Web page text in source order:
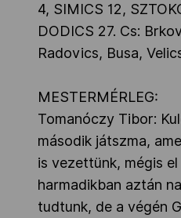
4, SIMICS 12,
DODICS 27. Cs:
Radovics, Busa,
MESTERMÉRLEG:
Tomanóczy Tibor:
második játszma,
is vezettünk, mégis
harmadikban aztán
tudtunk, de a végén